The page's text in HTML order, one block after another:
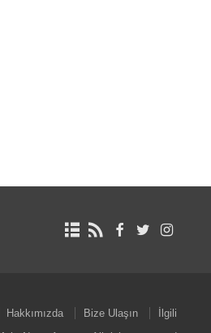
Hakkımızda Bize Ulaşın
İlgili